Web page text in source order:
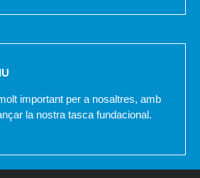
important per a nosaltres, amb
la nostra tasca fundacional.